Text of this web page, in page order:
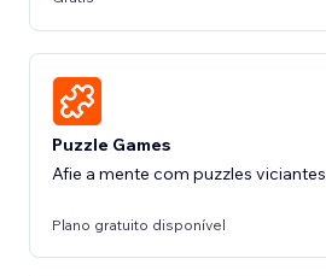
Puzzle Games
Afie a mente com puzzles viciantes
Plano gratuito disponível